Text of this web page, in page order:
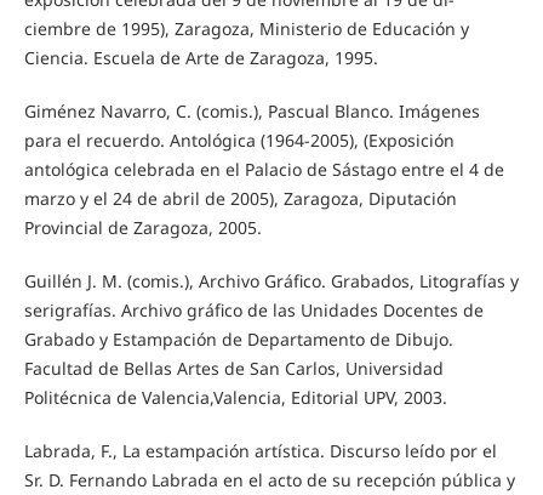
ciembre de 1995), Zaragoza, Ministerio de Educación y
Ciencia. Escuela de Arte de Zaragoza, 1995.
Giménez Navarro, C. (comis.), Pascual Blanco. Imágenes
para el recuerdo. Antológica (1964-2005), (Exposición
antológica celebrada en el Palacio de Sástago entre el 4 de
marzo y el 24 de abril de 2005), Zaragoza, Diputación
Provincial de Zaragoza, 2005.
Guillén J. M. (comis.), Archivo Gráfico. Grabados, Litografías y
serigrafías. Archivo gráfico de las Unidades Docentes de
Grabado y Estampación de Departamento de Dibujo.
Facultad de Bellas Artes de San Carlos, Universidad
Politécnica de Valencia,Valencia, Editorial UPV, 2003.
Labrada, F., La estampación artística. Discurso leído por el
Sr. D. Fernando Labrada en el acto de su recepción pública y